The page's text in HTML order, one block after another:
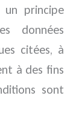
un principe
données
citées, à
à des fins
sont